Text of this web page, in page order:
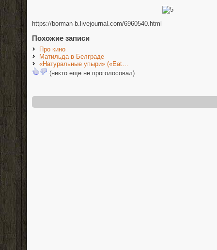
https://borman-b.livejournal.com/6960540.html
Похожие записи
Про кино
Матильда в Белграде
«Натуральные упыри» («Eat…
(никто еще не проголосовал)